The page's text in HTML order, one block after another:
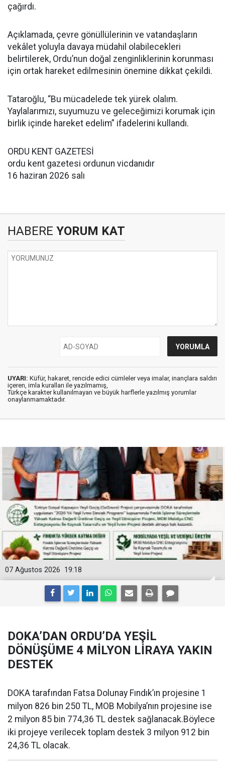
çağırdı.
Açıklamada, çevre gönüllülerinin ve vatandaşların
vekâlet yoluyla davaya müdahil olabilecekleri
belirtilerek, Ordu’nun doğal zenginliklerinin korunması
için ortak hareket edilmesinin önemine dikkat çekildi.
Tataroğlu, “Bu mücadelede tek yürek olalım.
Yaylalarımızı, suyumuzu ve geleceğimizi korumak için
birlik içinde hareket edelim” ifadelerini kullandı.
ORDU KENT GAZETESİ
ordu kent gazetesi ordunun vicdanıdır
16 haziran 2026 salı
HABERE YORUM KAT
UYARI: Küfür, hakaret, rencide edici cümleler veya imalar, inançlara saldırı
içeren, imla kuralları ile yazılmamış,
Türkçe karakter kullanılmayan ve büyük harflerle yazılmış yorumlar
onaylanmamaktadır.
19:18
07 Ağustos 2026
DOKA’DAN ORDU’DA YEŞİL
DÖNÜŞÜME 4 MİLYON LİRAYA YAKIN
DESTEK
DOKA tarafından Fatsa Dolunay Fındık’ın projesine 1
milyon 826 bin 250 TL, MOB Mobilya’nın projesine ise
2 milyon 85 bin 774,36 TL destek sağlanacak.Böylece
iki projeye verilecek toplam destek 3 milyon 912 bin
24,36 TL olacak.